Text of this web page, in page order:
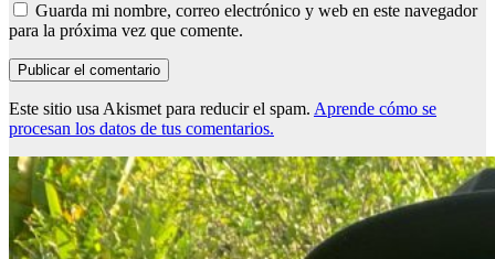
Guarda mi nombre, correo electrónico y web en este navegador
para la próxima vez que comente.
Este sitio usa Akismet para reducir el spam. Aprende cómo se
procesan los datos de tus comentarios.